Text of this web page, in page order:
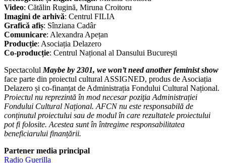
Video: Cătălin Rugină, Miruna Croitoru
Imagini de arhivă: Centrul FILIA
Grafică afiș: Sînziana Cadâr
Comunicare: Alexandra Apețan
Producție: Asociația Delazero
Co-producție: Centrul Național al Dansului București
Spectacolul Maybe by 2301, we won’t need another feminist show
face parte din proiectul cultural ASSIGNED, produs de Asociația
Delazero și co-finanțat de Administrația Fondului Cultural Național.
Proiectul nu reprezintă în mod necesar poziţia Administrației
Fondului Cultural Național. AFCN nu este responsabilă de
conținutul proiectului sau de modul în care rezultatele proiectului
pot fi folosite. Acestea sunt în întregime responsabilitatea
beneficiarului finanțării.
Partener media principal
Radio Guerilla